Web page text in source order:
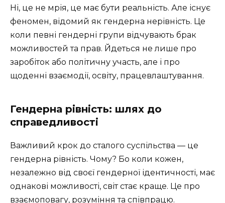
Ні, це не мрія, це має бути реальність. Але існує
феномен, відомий як гендерна нерівність. Це
коли певні гендерні групи відчувають брак
можливостей та прав. Йдеться не лише про
заробіток або політичну участь, але і про
щоденні взаємодії, освіту, працевлаштування.
Гендерна рівність: шлях до
справедливості
Важливий крок до сталого суспільства — це
гендерна рівність. Чому? Бо коли кожен,
незалежно від своєї гендерної ідентичності, має
однакові можливості, світ стає краще. Це про
взаємоповагу, розуміння та співпрацю.